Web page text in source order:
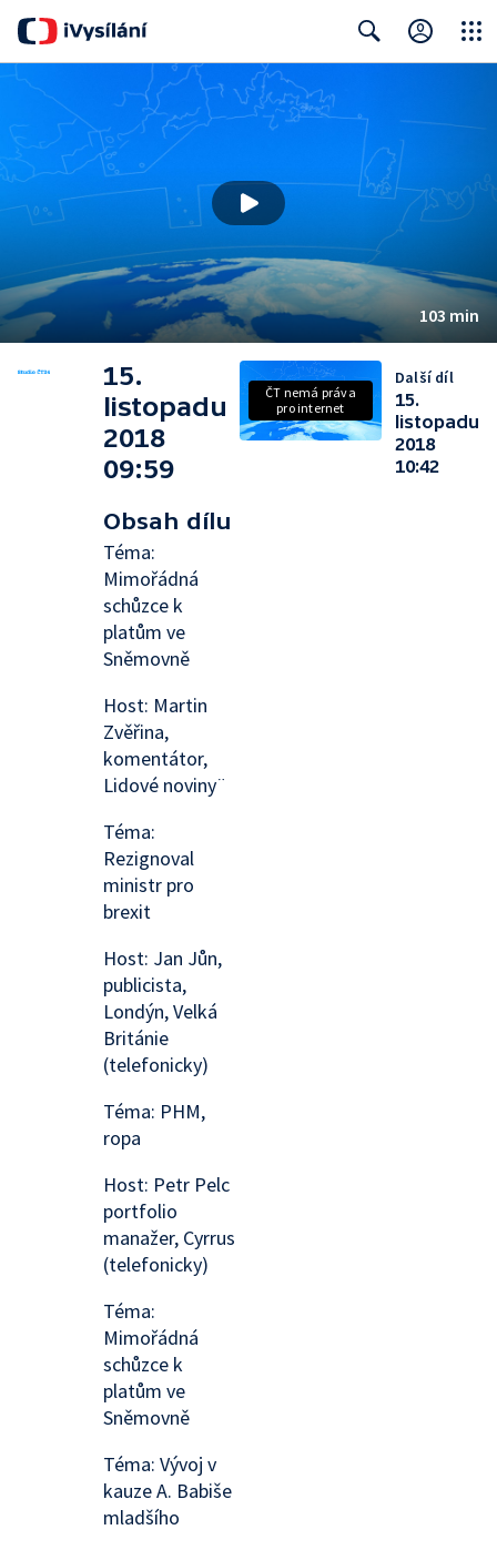
103 min
15.
listopadu
2018
09:59
Obsah dílu
Téma:
Mimořádná
schůzce k
platům ve
Sněmovně
Host: Martin
Zvěřina,
komentátor,
Lidové noviny¨
Téma:
Rezignoval
ministr pro
brexit
Host: Jan Jůn,
publicista,
Londýn, Velká
Británie
(telefonicky)
Téma: PHM,
ropa
Host: Petr Pelc
portfolio
manažer, Cyrrus
(telefonicky)
Téma:
Mimořádná
schůzce k
platům ve
Sněmovně
Téma: Vývoj v
kauze A. Babiše
mladšího
ČT nemá práva
pro internet
Další díl
15.
listopadu
2018
10:42